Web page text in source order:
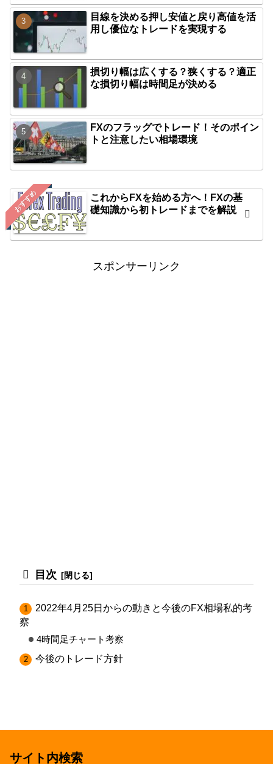
目線を決める押し安値と戻り高値を活
用し優位なトレードを実現する
損切り幅は広くする？狭くする？適正
な損切り幅は時間足が決める
FXのフラッグでトレード！そのポイン
トと注意したい相場環境
おすすめ
これからFXを始める方へ！FXの基
礎知識から初トレードまでを解説
スポンサーリンク
目次
2022年4月25日からの動きと今後のFX相場私的考
察
4時間足チャート考察
今後のトレード方針
サイト内検索